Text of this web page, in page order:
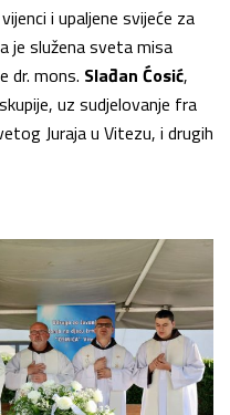
i upaljene svijeće za
je služena sveta misa
dr. mons. Slađan Ćosić,
uz sudjelovanje fra
Juraja u Vitezu, i drugih